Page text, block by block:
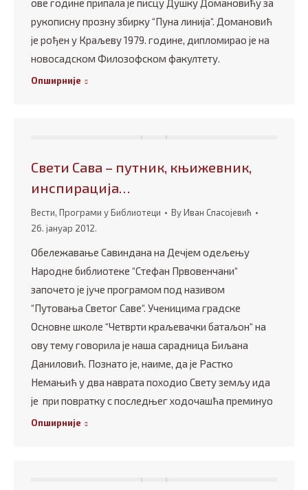
ове године припала је писцу Душку Домановићу за
рукописну прозну збирку “Пуна линија“. Домановић
је рођен у Краљеву 1979. године, дипломирао је на
новосадском Филозофском факултету.
Опширније
Свети Сава – путник, књижевник,
инспирација…
Вести, Програми у Библиотеци ByИван Спасојевић
26. јануар 2012.
Обележавање Савиндана на Дечјем одељењу
Народне библиотеке “Стефан Првовенчани“
започето је јуче програмом под називом
“Путовања Светог Саве“. Ученицима градске
Основне школе “Четврти краљевачки батаљон“ на
ову тему говорила је наша сарадница Биљана
Даниловић. Познато је, наиме, да је Растко
Немањић у два наврата походио Свету земљу ида
је при повратку с последњег ходочашћа преминуо
Опширније